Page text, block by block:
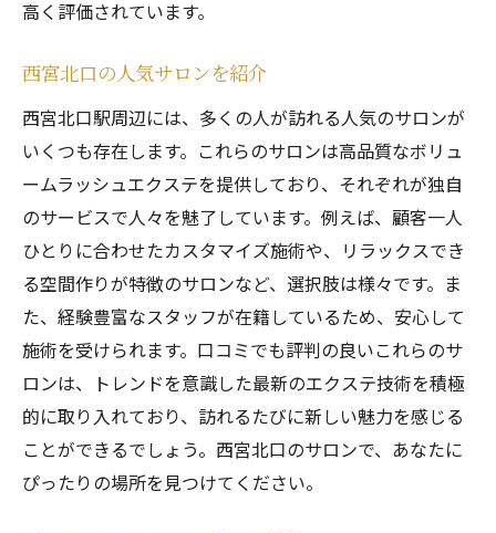
高く評価されています。
西宮北口の人気サロンを紹介
西宮北口駅周辺には、多くの人が訪れる人気のサロンが
いくつも存在します。これらのサロンは高品質なボリュ
ームラッシュエクステを提供しており、それぞれが独自
のサービスで人々を魅了しています。例えば、顧客一人
ひとりに合わせたカスタマイズ施術や、リラックスでき
る空間作りが特徴のサロンなど、選択肢は様々です。ま
た、経験豊富なスタッフが在籍しているため、安心して
施術を受けられます。口コミでも評判の良いこれらのサ
ロンは、トレンドを意識した最新のエクステ技術を積極
的に取り入れており、訪れるたびに新しい魅力を感じる
ことができるでしょう。西宮北口のサロンで、あなたに
ぴったりの場所を見つけてください。